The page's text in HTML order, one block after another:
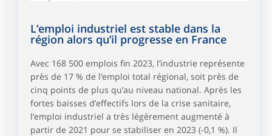
L’emploi industriel est stable dans la
région alors qu’il progresse en France
Avec 168 500 emplois fin 2023, l’industrie représente
près de 17 % de l’emploi total régional, soit près de
cinq points de plus qu’au niveau national. Après les
fortes baisses d’effectifs lors de la crise sanitaire,
l’emploi industriel a très légèrement augmenté à
partir de 2021 pour se stabiliser en 2023 (-0,1 %). Il